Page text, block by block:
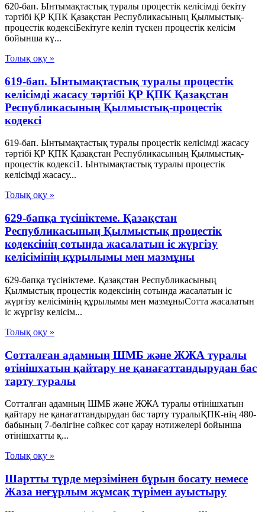
620-бап. Ынтымақтастық туралы процестік келісімді бекіту
тәртібі ҚР ҚПК Қазақстан Республикасының Қылмыстық-
процестік кодексiБекітуге келіп түскен процестік келісім
бойынша кү...
Толық оқу »
619-бап. Ынтымақтастық туралы процестік
келісімді жасасу тәртібі ҚР ҚПК Қазақстан
Республикасының Қылмыстық-процестік
кодексi
619-бап. Ынтымақтастық туралы процестік келісімді жасасу
тәртібі ҚР ҚПК Қазақстан Республикасының Қылмыстық-
процестік кодексi1. Ынтымақтастық туралы процестік
келісімді жасасу...
Толық оқу »
629-бапқа түсініктеме. Қазақстан
Республикасының Қылмыстық процестік
кодексінің сотында жасалатын іс жүргізу
келісімінің құрылымы мен мазмұны
629-бапқа түсініктеме. Қазақстан Республикасының
Қылмыстық процестік кодексінің сотында жасалатын іс
жүргізу келісімінің құрылымы мен мазмұныСотта жасалатын
іс жүргізу келісім...
Толық оқу »
Сотталған адамның ШМБ және ЖЖА туралы
өтінішхатын қайтару не қанағаттандырудан бас
тарту туралы
Сотталған адамның ШМБ және ЖЖА туралы өтінішхатын
қайтару не қанағаттандырудан бас тарту туралыҚПК-нің 480-
бабының 7-бөлігіне сәйкес сот қарау нәтижелері бойынша
өтінішхатты қ...
Толық оқу »
Шартты түрде мерзімінен бұрын босату немесе
Жаза неғұрлым жұмсақ түрімен ауыстыру